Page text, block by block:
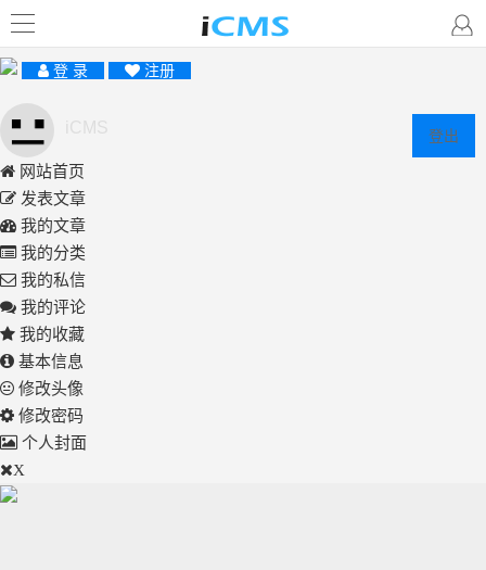
登 录 注册
登出
网站首页
发表文章
我的文章
我的分类
我的私信
我的评论
我的收藏
基本信息
修改头像
修改密码
个人封面
X